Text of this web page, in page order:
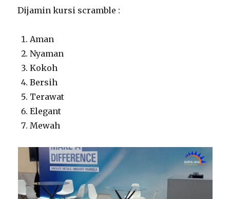
Dijamin kursi scramble :
Aman
Nyaman
Kokoh
Bersih
Terawat
Elegant
Mewah